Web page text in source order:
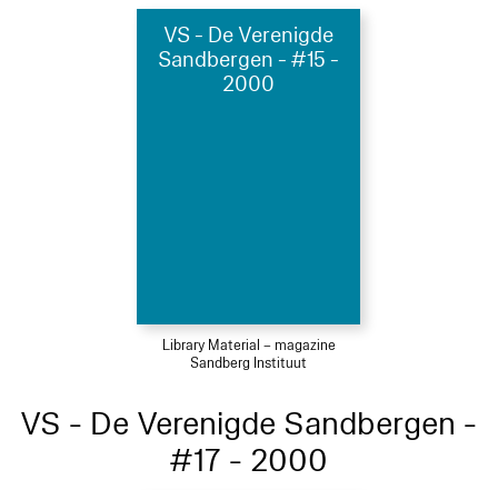
VS - De Verenigde
Sandbergen - #15 -
2000
Library Material – magazine
Sandberg Instituut
VS - De Verenigde Sandbergen -
#17 - 2000